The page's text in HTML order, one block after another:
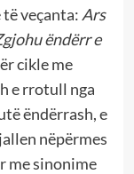
të veçanta: Ars
ëndërr e
cikle me
e rrotull nga
ëndërrash, e
nëpërmes
me sinonime